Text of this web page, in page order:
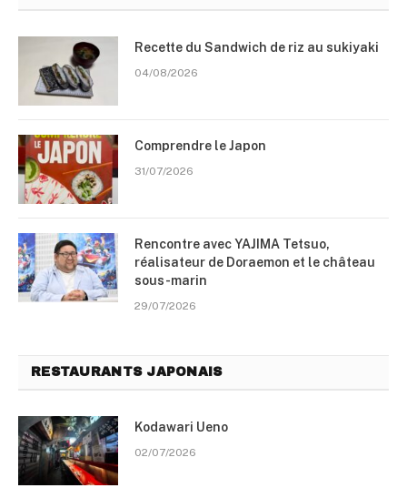
Recette du Sandwich de riz au sukiyaki
04/08/2026
Comprendre le Japon
31/07/2026
Rencontre avec YAJIMA Tetsuo,
réalisateur de Doraemon et le château
sous-marin
29/07/2026
RESTAURANTS JAPONAIS
Kodawari Ueno
02/07/2026